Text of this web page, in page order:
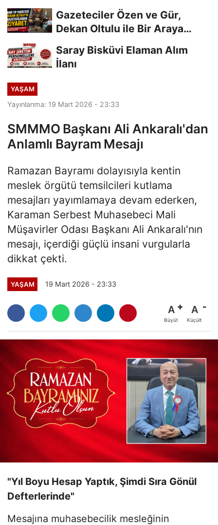
Gazeteciler Özen ve Gür,
Dekan Oltulu ile Bir Araya
Saray Bisküvi Elaman Alım
İlanı
YAŞAM
Yayınlanma: 19 Mart 2026 - 23:33
SMMMO Başkanı Ali Ankaralı'dan
Anlamlı Bayram Mesajı
Ramazan Bayramı dolayısıyla kentin
meslek örgütü temsilcileri kutlama
mesajları yayımlamaya devam ederken,
Karaman Serbest Muhasebeci Mali
Müşavirler Odası Başkanı Ali Ankaralı'nın
mesajı, içerdiği güçlü insani vurgularla
dikkat çekti.
YAŞAM 19 Mart 2026 - 23:33
A
Büyüt
A
Küçült
"Yıl Boyu Hesap Yaptık, Şimdi Sıra Gönül
Defterlerinde"
Mesajına muhasebecilik mesleğinin